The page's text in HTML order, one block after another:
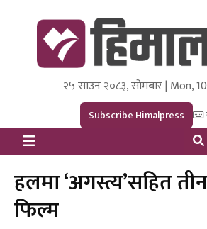
Himal Press
Dot NewsyNepal Media and
२५ साउन २०८३, सोमबार | Mon,
Subscribe Himalpress
हलमा ‘अगस्त्य’सहित
फिल्म